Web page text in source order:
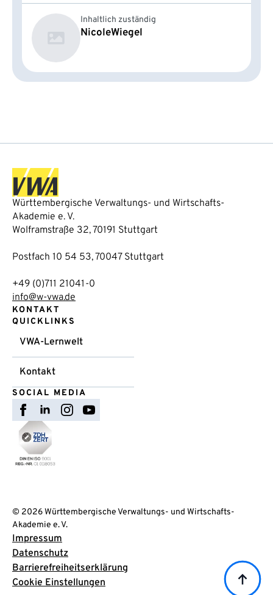
Inhaltlich zuständig
NicoleWiegel
Württembergische Verwaltungs- und Wirtschafts-
Akademie e. V.
Wolframstraße 32, 70191 Stuttgart
Postfach 10 54 53, 70047 Stuttgart
+49 (0)711 21041-0
info@w-vwa.de
KONTAKT
QUICKLINKS
VWA-Lernwelt
Kontakt
SOCIAL MEDIA
© 2026 Württembergische Verwaltungs- und Wirtschafts-
Akademie e. V.
Impressum
Datenschutz
Barrierefreiheitserklärung
Cookie Einstellungen